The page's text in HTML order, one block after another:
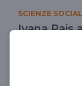
SCIENZE
Ivana Pais
In che città